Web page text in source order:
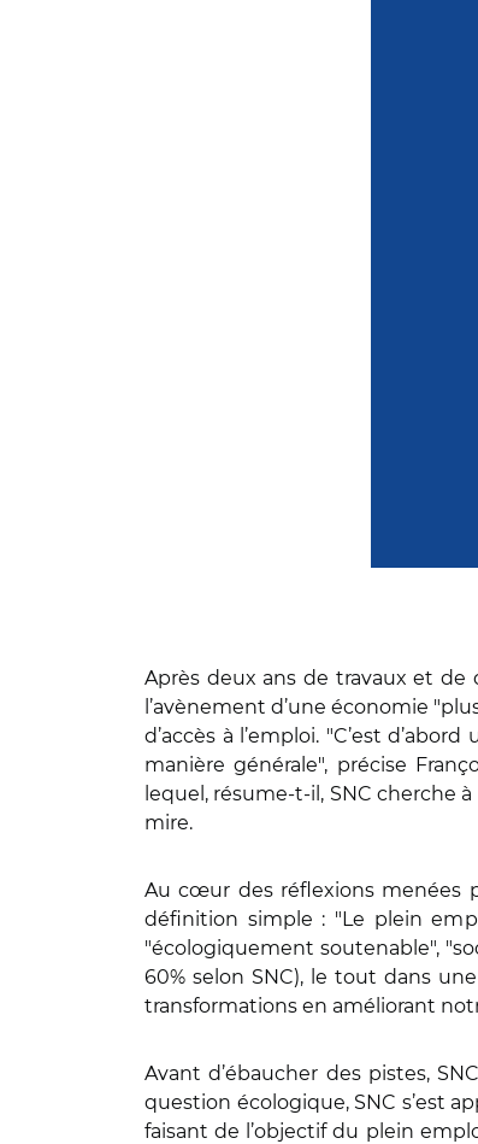
Après deux ans de travaux et de
l’avènement d’une économie
d’accès à l’emploi. "C’est
manière générale", précise
lequel, résume-t-il, SNC cherche
mire.
Au cœur des réflexions menées
définition simple : "Le plein
"écologiquement soutenable",
60% selon SNC), le tout dans
transformations en améliorant
Avant d’ébaucher des pistes,
question écologique, SNC s’est
faisant de l’objectif du plein